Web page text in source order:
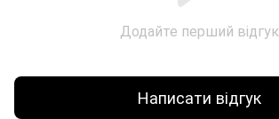
Додайте перший відгук
Написати відгук